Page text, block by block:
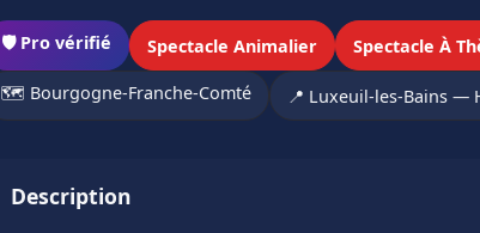
🛡️ Pro vérifié Spectacle Animalier Spectacle À
🗺️ Bourgogne-Franche-Comté 📍 Luxeuil-les-Bains —
Description